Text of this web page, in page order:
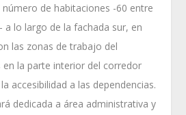
de habitaciones -60 entre
a lo largo de la fachada sur, en
las zonas de trabajo del
en la parte interior del corredor
accesibilidad a las dependencias.
dedicada a área administrativa y